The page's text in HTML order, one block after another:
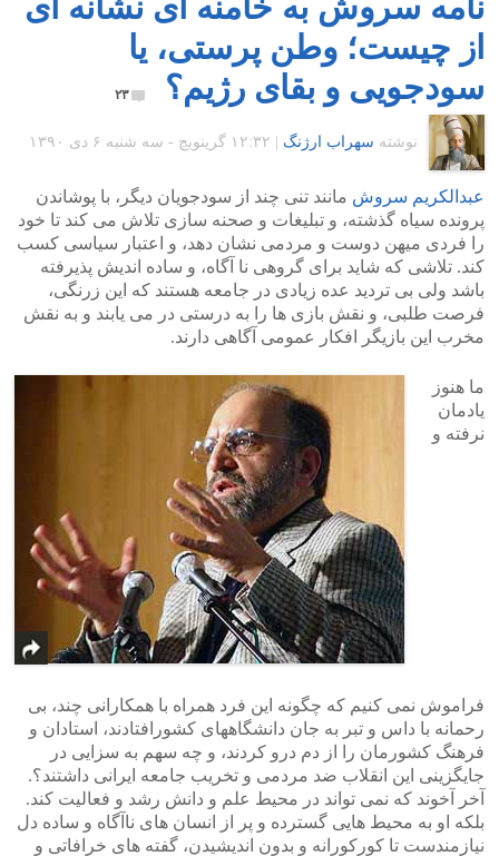
از چیست؛ وطن پرستی، یا
سودجویی و بقای رژیم؟
۲۳
نوشته سهراب ارژنگ ۱۲:۳۲ گرينويچ - سه شنبه ۶ دی ۱۳۹۰
عبدالکریم سروش مانند تنی چند از سودجویان دیگر، با پوشاندن
پرونده سیاه گذشته، و تبلیغات و صحنه سازی تلاش می کند تا خود
را فردی میهن دوست و مردمی نشان دهد، و اعتبار سیاسی کسب
کند. تلاشی که شاید برای گروهی نا آگاه، و ساده اندیش پذیرفته
باشد ولی بی تردید عده زیادی در جامعه هستند که این زرنگی،
فرصت طلبی، و نقش بازی ها را به درستی در می یابند و به نقش
مخرب این بازیگر افکار عمومی آگاهی دارند.
ما هنوز
یادمان
نرفته و
فراموش نمی کنیم که چگونه این فرد همراه با همکارانی چند، بی
رحمانه با داس و تبر به جان دانشگاههای کشورافتادند، استادان و
فرهنگ کشورمان را از دم درو کردند، و چه سهم به سزایی در
جایگزینی این انقلاب ضد مردمی و تخریب جامعه ایرانی داشتند؟.
آخر آخوند که نمی تواند در محیط علم و دانش رشد و فعالیت کند.
بلکه او به محیط هایی گسترده و پر از انسان های ناآگاه و ساده دل
نیازمندست تا کورکورانه و بدون اندیشیدن، گفته های خرافاتی و